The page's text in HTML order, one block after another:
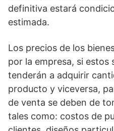
definitiva estará
estimada.
Los precios de los
por la empresa, si estos
tenderán a adquirir
producto y viceversa,
de venta se deben de
tales como: costos de